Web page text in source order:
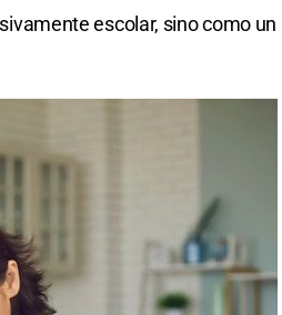
escolar, sino como un